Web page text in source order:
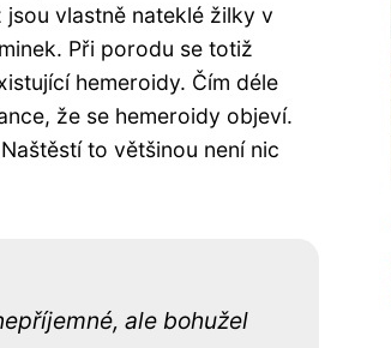
vlastně nateklé žilky v
Při porodu se totiž
hemeroidy. Čím déle
že se hemeroidy objeví.
to většinou není nic
ale bohužel